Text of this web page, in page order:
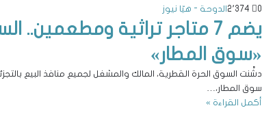
الدوحة - هيّا نيوز
0
يضم 7 متاجر تراثية
«سوق المطار»
دشَّنت السوق الحرة القطرية، المالك والمشغل لجميع منافذ البيع
سوق المطار،…
أكمل القراءة »